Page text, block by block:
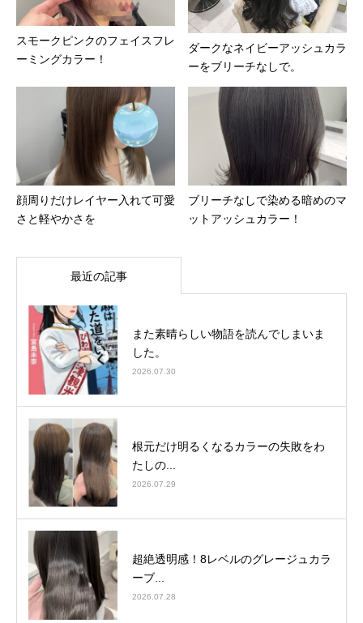
スモークピンクのフェイスフレ
ーミングカラー！
ダークなネイビーアッシュカラ
ーをブリーチなしで。
顔周りだけレイヤー入れて可愛
さと軽やかさを
ブリーチなしで染める暗めのマ
ットアッシュカラー！
最近の記事
また素晴らしい物語を読んでしまいま
した。
2026.07.30
根元だけ明るくなるカラーの失敗をわ
たしの...
2026.07.29
超絶透明感！8レベルのグレージュカラ
ーブ...
2026.07.28